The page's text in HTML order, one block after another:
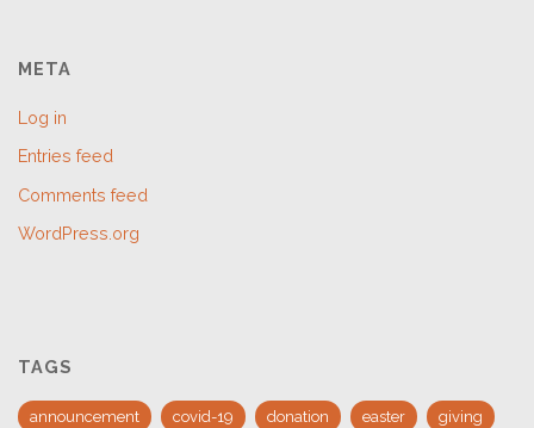
META
Log in
Entries feed
Comments feed
WordPress.org
TAGS
announcement covid-19 donation easter giving